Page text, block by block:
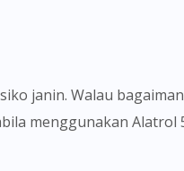
janin. Walau
menggunakan Alatrol